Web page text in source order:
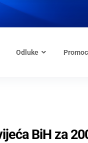
Odluke
BiH za